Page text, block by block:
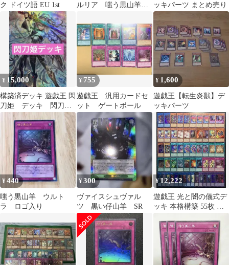
ク ドイツ語 EU 1st
ルリア 嗤う黒山羊
ッキパーツ まとめ売り
¥ 15,000
構築済デッキ 遊戯王 閃
刀姫 デッキ 閃刀姫
ゼロ デッキパーツ
引退品
¥ 755
遊戯王 汎用カードセ
ット ゲートボール
¥ 1,600
遊戯王【転生炎獣】デ
ッキパーツ
¥440
嗤う黒山羊 ウルト
ラ ロゴ入り
¥300
ヴァイスシュヴァル
ツ 黒い仔山羊 SR
¥12,222
遊戯王 光と闇の儀式デ
ッキ 本格構築 55枚 構
キ付き ③